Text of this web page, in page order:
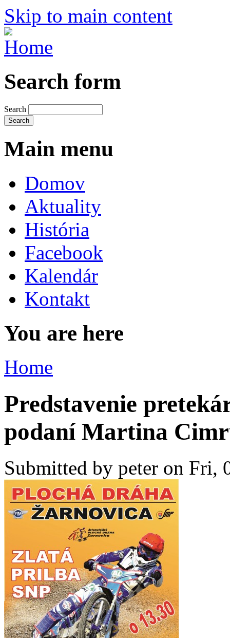
Skip to main content
Search form
Search
Main menu
Domov
Aktuality
História
Facebook
Kalendár
Kontakt
You are here
Home
Predstavenie
podaní Martina
Submitted by peter on Fri,